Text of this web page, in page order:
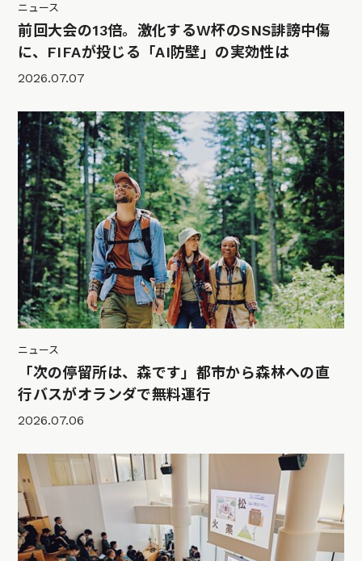
ニュース
前回大会の13倍。激化するW杯のSNS誹謗中傷
に、FIFAが投じる「AI防壁」の実効性は
2026.07.07
ニュース
「次の停留所は、森です」都市から森林への直
行バスがオランダで無料運行
2026.07.06